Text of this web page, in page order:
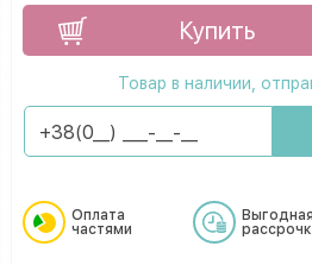
Купить
Товар в наличии,
Оплата
частями
Выгодная